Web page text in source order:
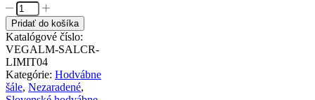
množstvo
Handmade
hodvábny
šál
LIMITED_04,
Vyrobený
na
Slovensku,
Pridať do košíka
Katalógové číslo:
VEGALM-SALCR-
LIMIT04
Kategórie: Hodvábne
šále, Nezaradené,